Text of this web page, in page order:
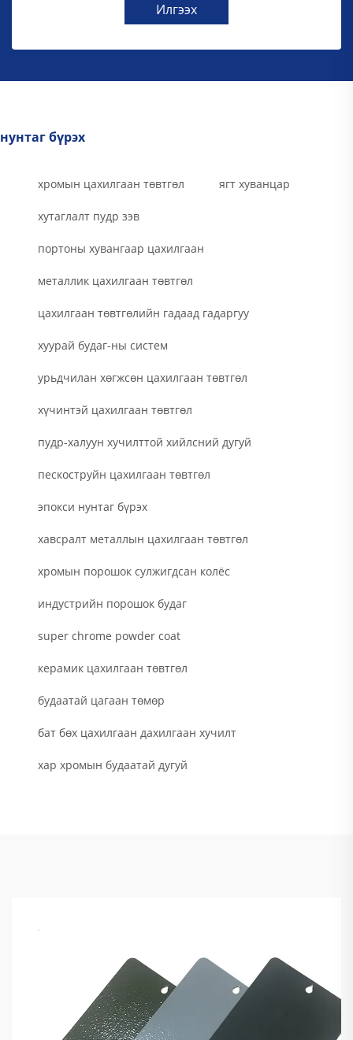
Илгээх
нунтаг бүрэх
хромын цахилгаан төвтгөл ягт хуванцар
хутаглалт пудр зэв
портоны хувангаар цахилгаан
металлик цахилгаан төвтгөл
цахилгаан төвтгөлийн гадаад гадаргуу
хуурай будаг-ны систем
урьдчилан хөгжсөн цахилгаан төвтгөл
хүчинтэй цахилгаан төвтгөл
пудр-халуун хучилттой хийлсний дугуй
пескоструйн цахилгаан төвтгөл
эпокси нунтаг бүрэх
хавсралт металлын цахилгаан төвтгөл
хромын порошок сулжигдсан колёс
индустрийн порошок будаг
super chrome powder coat
керамик цахилгаан төвтгөл
будаатай цагаан төмөр
бат бөх цахилгаан дахилгаан хучилт
хар хромын будаатай дугуй